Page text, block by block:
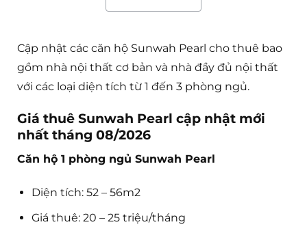
Cập nhật các căn hộ Sunwah Pearl cho thuê bao
gồm nhà nội thất cơ bản và nhà đầy đủ nội thất
với các loại diện tích từ 1 đến 3 phòng ngủ.
Giá thuê Sunwah Pearl cập nhật mới
nhất tháng 08/2026
Căn hộ 1 phòng ngủ Sunwah Pearl
Diện tích: 52 – 56m2
Giá thuê: 20 – 25 triệu/tháng